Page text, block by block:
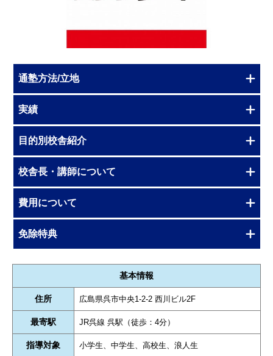
通塾方法/立地
実績
目的別校舎紹介
校舎長・講師について
費用について
免除特典
基本情報
住所 広島県呉市中央1-2-2 西川ビル2F
最寄駅 JR呉線 呉駅（徒歩：4分）
指導対象 小学生、中学生、高校生、浪人生